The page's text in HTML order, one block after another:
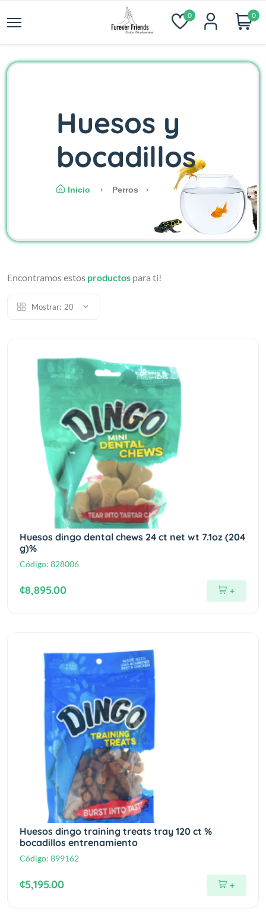
0 0
Huesos y
bocadillos
Inicio Perros
Encontramos estos productos para ti!
Mostrar: 20
Huesos dingo dental chews 24 ct net wt 7.1oz (204
g)%
Código: 828006
¢8,895.00 +
Huesos dingo training treats tray 120 ct %
bocadillos entrenamiento
Código: 899162
¢5,195.00 +